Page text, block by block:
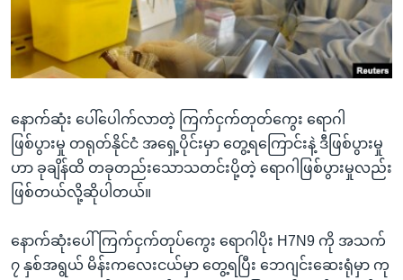
အ
ညွန်း
သို့
ကျော်
ကြည့်
ရန်
ရန်
နေရာ
ရုပ်ရှင်ထဲက အင်္ဂလိပ်စာ
သုတပဒေသာ အင်္ဂလိပ်စာ
တီဗွီ
ရေဒီယို/တီဗွီအစီအစဉ်
Learning English
ဗွီအိုအေ လူမှုကွန်ယက်များ
ဘာသာစကားများ
နောက်ဆုံး ပေါ်ပေါက်လာတဲ့ ကြက်ငှက်တုတ်ကွေး ရောဂါ
ဖြစ်ပွားမှု တရုတ်နိုင်ငံ အရှေ့ပိုင်းမှာ တွေ့ရကြောင်းနဲ့ ဒီဖြစ်ပွားမှု
ဟာ ခုချိန်ထိ တခုတည်းသောသတင်းပို့တဲ့ ရောဂါဖြစ်ပွားမှုလည်း
ဖြစ်တယ်လို့ဆိုပါတယ်။
နောက်ဆုံးပေါ် ကြက်ငှက်တုပ်ကွေး ရောဂါပိုး H7N9 ကို အသက်
၇ နှစ်အရွယ် မိန်းကလေးငယ်မှာ တွေ့ရပြီး ဘေဂျင်းဆေးရုံမှာ ကု